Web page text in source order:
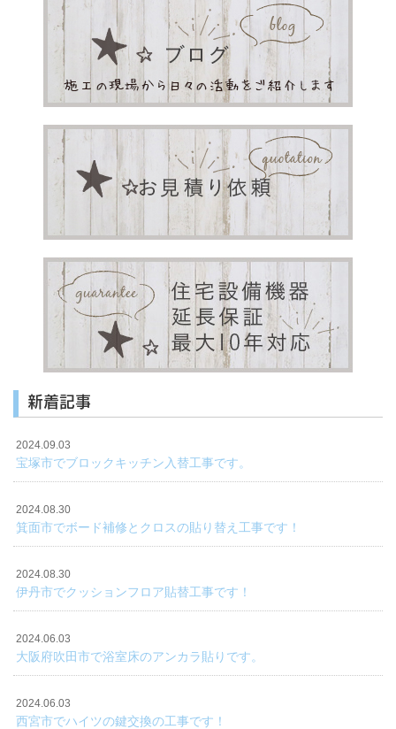
新着記事
2024.09.03
宝塚市でブロックキッチン入替工事です。
2024.08.30
箕面市でボード補修とクロスの貼り替え工事です！
2024.08.30
伊丹市でクッションフロア貼替工事です！
2024.06.03
大阪府吹田市で浴室床のアンカラ貼りです。
2024.06.03
西宮市でハイツの鍵交換の工事です！